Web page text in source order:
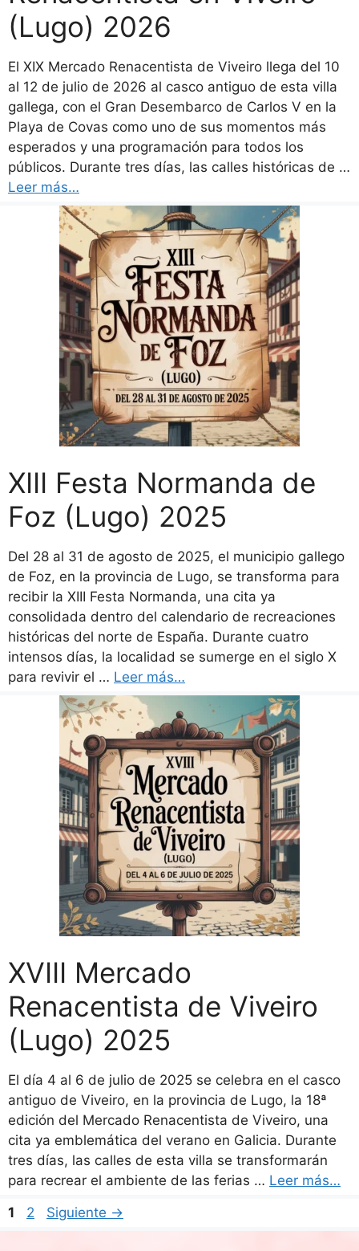
(Lugo) 2026
El XIX Mercado Renacentista de Viveiro llega del 10
al 12 de julio de 2026 al casco antiguo de esta villa
gallega, con el Gran Desembarco de Carlos V en la
Playa de Covas como uno de sus momentos más
esperados y una programación para todos los
públicos. Durante tres días, las calles históricas de …
Leer más…
XIII Festa Normanda de
Foz (Lugo) 2025
Del 28 al 31 de agosto de 2025, el municipio gallego
de Foz, en la provincia de Lugo, se transforma para
recibir la XIII Festa Normanda, una cita ya
consolidada dentro del calendario de recreaciones
históricas del norte de España. Durante cuatro
intensos días, la localidad se sumerge en el siglo X
para revivir el … Leer más…
XVIII Mercado
Renacentista de Viveiro
(Lugo) 2025
El día 4 al 6 de julio de 2025 se celebra en el casco
antiguo de Viveiro, en la provincia de Lugo, la 18ª
edición del Mercado Renacentista de Viveiro, una
cita ya emblemática del verano en Galicia. Durante
tres días, las calles de esta villa se transformarán
para recrear el ambiente de las ferias … Leer más…
Página
1 Página
2 Siguiente →